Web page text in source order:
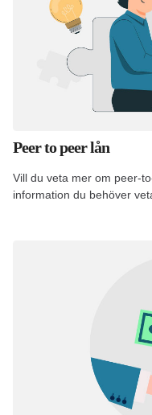
Peer to peer lån
Vill du veta mer om peer-
information du behöver